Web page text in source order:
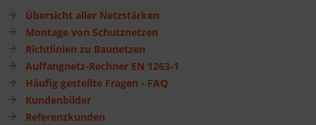
Übersicht aller Netzstärken
Montage von Schutznetzen
Richtlinien zu Baunetzen
Auffangnetz-Rechner EN 1263-1
Häufig gestellte Fragen - FAQ
Kundenbilder
Referenzkunden